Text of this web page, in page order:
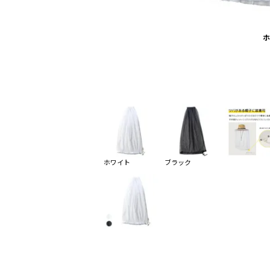
ホワイト ブラック